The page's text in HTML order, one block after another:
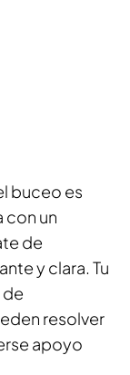
buceo es
con un
de
y clara. Tu
resolver
apoyo